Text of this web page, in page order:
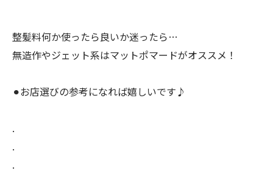
整髪料何か使ったら良いか迷ったら…
無造作やジェット系はマットポマードがオススメ！
⚫︎お店選びの参考になれば嬉しいです♪
.
.
.